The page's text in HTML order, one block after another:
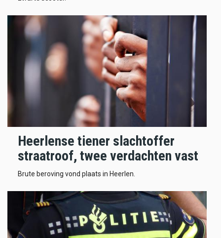
Heerlense tiener slachtoffer
straatroof, twee verdachten vast
Brute beroving vond plaats in Heerlen.